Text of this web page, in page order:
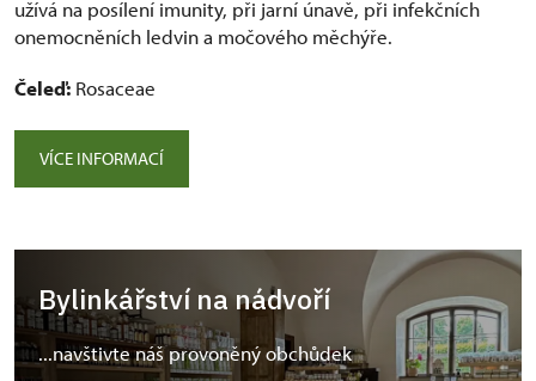
užívá na posílení imunity, při jarní únavě, při infekčních
onemocněních ledvin a močového měchýře.
Čeleď: Rosaceae
VÍCE INFORMACÍ
Bylinkářství na nádvoří
...navštivte náš provoněný obchůdek